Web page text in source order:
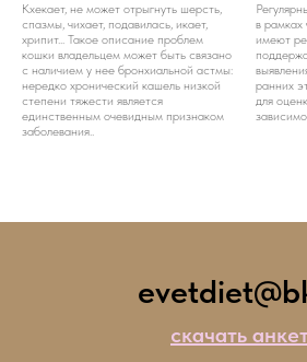
Кхекает, не может отрыгнуть шерсть,
спазмы, чихает, подавилась, икает,
хрипит... Такое описание проблем
кошки владельцем может быть связано
с наличием у нее бронхиальной астмы:
нередко хронический кашель низкой
степени тяжести является
единственным очевидным признаком
заболевания..
в рамках
имеют
ранних
для
скачать